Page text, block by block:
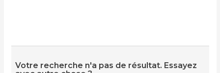
Votre recherche n'a pas de résultat. Essayez